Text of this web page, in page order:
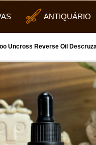
ANTIQUÁRIO
Uncross Reverse Oil